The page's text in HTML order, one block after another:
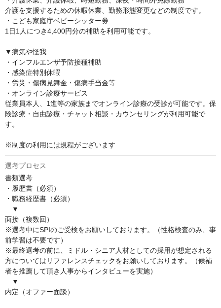
介護を支援するための休暇休業、勤務形態変更などの制度です。
・こども家庭庁ベビーシッター券
1日1人につき4,400円分の補助を利用可能です。
▼病気や怪我
・インフルエンザ予防接種補助
・感染症特別休暇
・労災・傷病見舞金・傷病手当金等
・オンライン診療サービス
従業員本人、1進等の家族までオンライン診療の受診が可能です。保
険診療・自由診療・チャット相談・カウンセリングが利用可能で
す。
※制度の利用には規程がございます
選考プロセス
書類選考
・履歴書（必須）
・職務経歴書（必須）
▼
面接（複数回）
※選考中にSPIのご受検をお願いしております。（性格検査のみ、事
前学習は不要です）
※最終選考の前に、ミドル・シニア人材としての採用が想定される
方についてはリファレンスチェックをお願いしております。（候補
者を推薦して頂き人事からインタビューを実施）
▼
内定（オファー面談）